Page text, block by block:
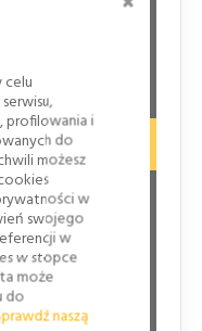
profilowania i
do
możesz
w
swojego
w
w stopce
może
do
naszą
pieszych w
miast
w
na drogach